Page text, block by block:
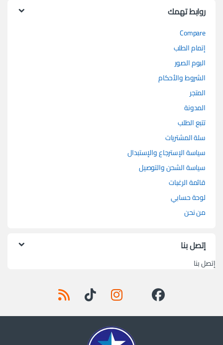
روابط تهمك
Compare
إتمام الطلب
البوم الصور
الشروط والأحكام
المتجر
المدونة
تتبع الطلب
سلة المشتريات
سياسة الإسترجاع والإستبدال
سياسة الشحن والتوصيل
قائمة الرغبات
لوحة حسابي
من نحن
إتصل بنا
إتصل بنا